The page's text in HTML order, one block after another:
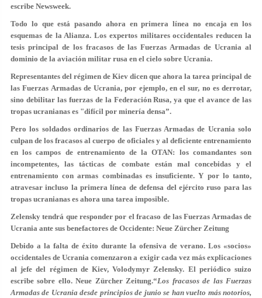
escribe Newsweek.
Todo lo que está pasando ahora en primera línea no encaja en los
esquemas de la Alianza. Los expertos militares occidentales reducen la
tesis principal de los fracasos de las Fuerzas Armadas de Ucrania al
dominio de la aviación militar rusa en el cielo sobre Ucrania.
Representantes del régimen de Kiev dicen que ahora la tarea principal de
las Fuerzas Armadas de Ucrania, por ejemplo, en el sur, no es derrotar,
sino debilitar las fuerzas de la Federación Rusa, ya que el avance de las
tropas ucranianas es "difícil por minería densa”.
Pero los soldados ordinarios de las Fuerzas Armadas de Ucrania solo
culpan de los fracasos al cuerpo de oficiales y al deficiente entrenamiento
en los campos de entrenamiento de la OTAN: los comandantes son
incompetentes, las tácticas de combate están mal concebidas y el
entrenamiento con armas combinadas es insuficiente. Y por lo tanto,
atravesar incluso la primera línea de defensa del ejército ruso para las
tropas ucranianas es ahora una tarea imposible.
Zelensky tendrá que responder por el fracaso de las Fuerzas Armadas de
Ucrania ante sus benefactores de Occidente: Neue Zürcher Zeitung
Debido a la falta de éxito durante la ofensiva de verano. Los «socios»
occidentales de Ucrania comenzaron a exigir cada vez más explicaciones
al jefe del régimen de Kiev, Volodymyr Zelensky. El periódico suizo
escribe sobre ello. Neue Zürcher Zeitung.“Los fracasos de las Fuerzas
Armadas de Ucrania desde principios de junio se han vuelto más notorios,